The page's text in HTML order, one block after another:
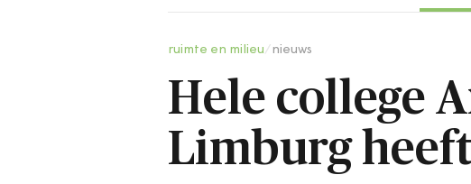
ruimte en milieu nieuws
Hele college
Limburg